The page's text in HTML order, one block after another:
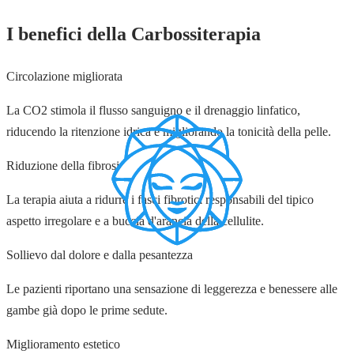
I benefici della Carbossiterapia
Circolazione migliorata
La CO2 stimola il flusso sanguigno e il drenaggio linfatico,
riducendo la ritenzione idrica e migliorando la tonicità della pelle.
Riduzione della fibrosi
La terapia aiuta a ridurre i fasci fibrotici responsabili del tipico
aspetto irregolare e a buccia d'arancia della cellulite.
Sollievo dal dolore e dalla pesantezza
Le pazienti riportano una sensazione di leggerezza e benessere alle
gambe già dopo le prime sedute.
Miglioramento estetico